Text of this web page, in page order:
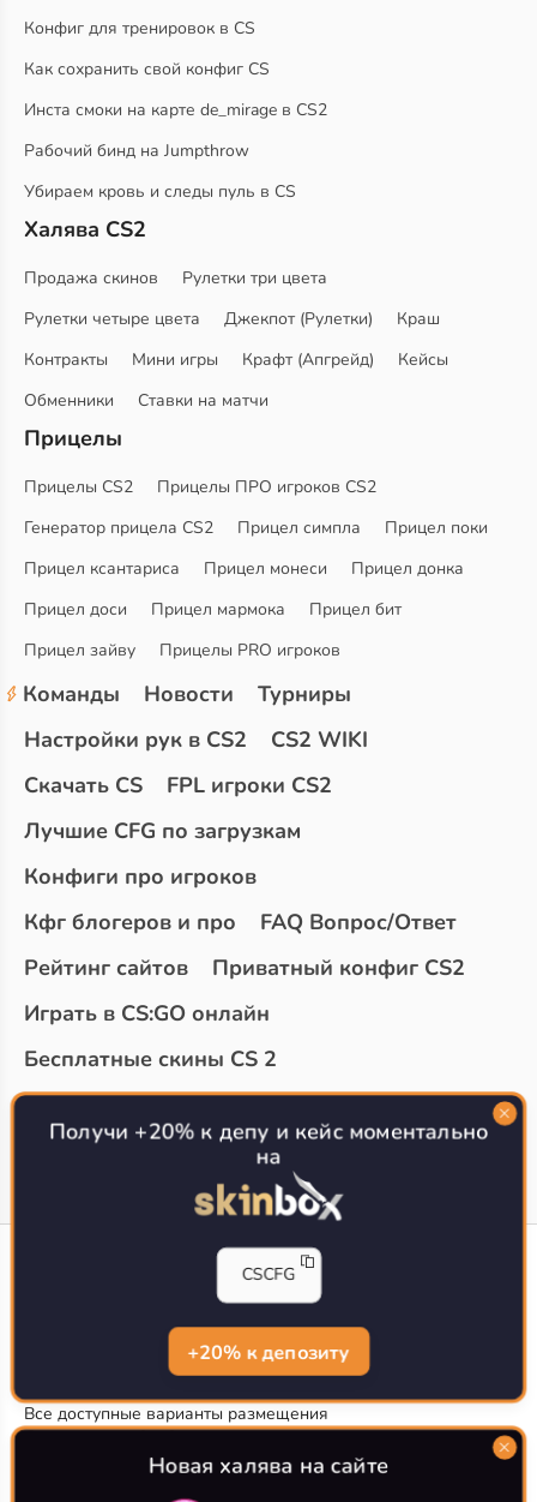
Конфиг для тренировок в CS
Как сохранить свой конфиг CS
Инста смоки на карте de_mirage в CS2
Рабочий бинд на Jumpthrow
Убираем кровь и следы пуль в CS
Халява CS2
Продажа скинов
Рулетки три цвета
Рулетки четыре цвета
Джекпот (Рулетки)
Краш
Контракты
Мини игры Крафт (Апгрейд)
Кейсы
Обменники
Ставки на матчи
Прицелы
Прицелы CS2
Прицелы ПРО игроков CS2
Генератор прицела CS2
Прицел симпла
Прицел поки
Прицел ксантариса
Прицел монеси
Прицел донка
Прицел доси
Прицел мармока
Прицел бит
Прицел зайву
Прицелы PRO игроков
Команды Новости
Турниры
Настройки рук в CS2
CS2 WIKI
Скачать CS
FPL игроки CS2
Лучшие CFG по загрузкам
Конфиги про игроков
Кфг блогеров и про
FAQ Вопрос/Ответ
Рейтинг сайтов
Приватный конфиг CS2
Играть в CS:GO онлайн
Бесплатные скины CS 2
Топ сайтов с халявой КС 2
О проекте
CS-CONFIG.com © 2020-2026 г.
Политика конфиденциальности
РЕКЛАМА НА САЙТЕ
Все доступные варианты размещения
Согласие на обработку данных
О CS-CONFIG.COM
Получи +20% к депу и кейс моментально
на
CSCFG
+20% к депозиту
Новая халява на сайте